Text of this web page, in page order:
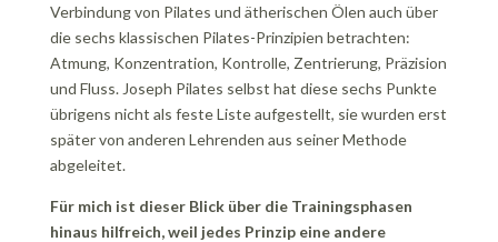
Verbindung von Pilates und ätherischen Ölen auch über
die sechs klassischen Pilates-Prinzipien betrachten:
Atmung, Konzentration, Kontrolle, Zentrierung, Präzision
und Fluss. Joseph Pilates selbst hat diese sechs Punkte
übrigens nicht als feste Liste aufgestellt, sie wurden erst
später von anderen Lehrenden aus seiner Methode
abgeleitet.
Für mich ist dieser Blick über die Trainingsphasen
hinaus hilfreich, weil jedes Prinzip eine andere